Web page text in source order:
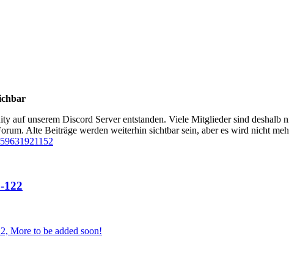
auf unserem Discord Server entstanden. Viele Mitglieder sind
Alte Beiträge werden weiterhin sichtbar sein, aber es wird nicht
More to be added soon!